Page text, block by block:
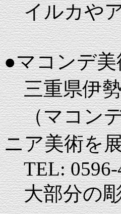
イルカやア
●マコンデ美
三重県伊勢
（マコンデ
ニア美術を
TEL: 0596-
大部分の彫